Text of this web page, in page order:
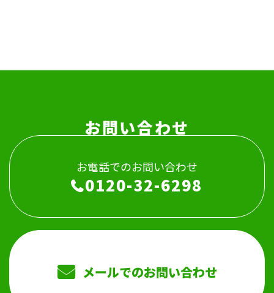
お問い合わせ
お電話でのお問い合わせ
0120-32-6298
メールでのお問い合わせ